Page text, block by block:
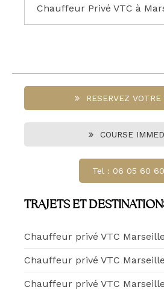
RESERVEZ VOTRE
COURSE
Tel : 06 05 60
TRAJETS ET
Chauffeur privé VTC
Chauffeur privé VTC
Chauffeur privé VTC